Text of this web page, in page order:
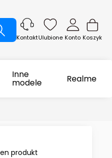
Koszyk
Konto
KontaktUlubione
Inne
modele Realme
produkt